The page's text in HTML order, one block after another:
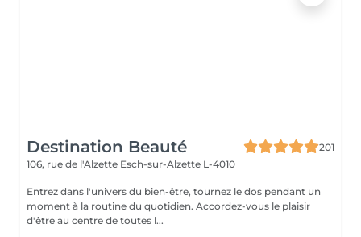
Destination Beauté
201
106, rue de l'Alzette Esch-sur-Alzette L-4010
Entrez dans l'univers du bien-être, tournez le dos pendant un
moment à la routine du quotidien. Accordez-vous le plaisir
d'être au centre de toutes l...